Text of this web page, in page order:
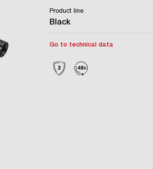
Product line
Black
Go to technical data